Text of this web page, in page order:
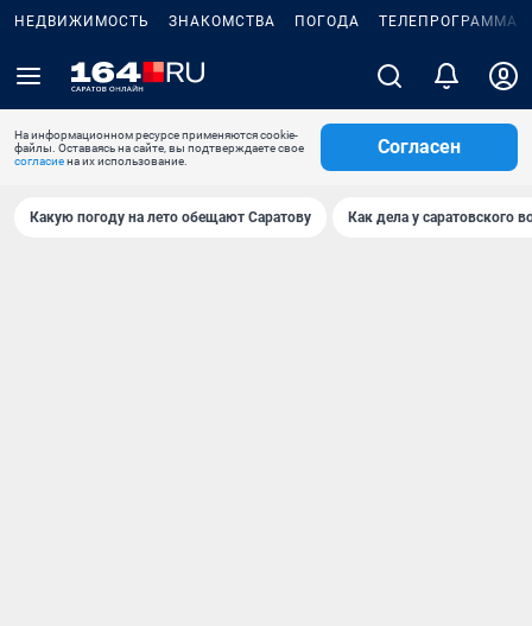
НЕДВИЖИМОСТЬ ЗНАКОМСТВА ПОГОДА ТЕЛЕПРОГРАММА
На информационном ресурсе применяются cookie-
файлы. Оставаясь на сайте, вы подтверждаете свое
согласиена их использование.
Согласен
Какую погоду на лето обещают Саратову Как дела у саратовского